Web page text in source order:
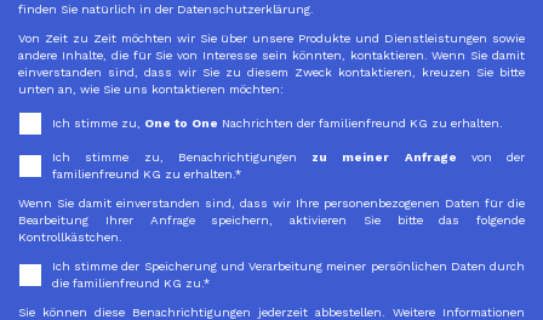
finden Sie natürlich in der Datenschutzerklärung.
Von Zeit zu Zeit möchten wir Sie über unsere Produkte und Dienstleistungen sowie
andere Inhalte, die für Sie von Interesse sein könnten, kontaktieren. Wenn Sie damit
einverstanden sind, dass wir Sie zu diesem Zweck kontaktieren, kreuzen Sie bitte
unten an, wie Sie uns kontaktieren möchten:
Ich stimme zu, One to One Nachrichten der familienfreund KG zu erhalten.
Ich stimme zu, Benachrichtigungen zu meiner Anfrage von der
familienfreund KG zu erhalten. *
Wenn Sie damit einverstanden sind, dass wir Ihre personenbezogenen Daten für die
Bearbeitung Ihrer Anfrage speichern, aktivieren Sie bitte das folgende
Kontrollkästchen.
Ich stimme der Speicherung und Verarbeitung meiner persönlichen Daten durch
die familienfreund KG zu. *
Sie können diese Benachrichtigungen jederzeit abbestellen. Weitere Informationen